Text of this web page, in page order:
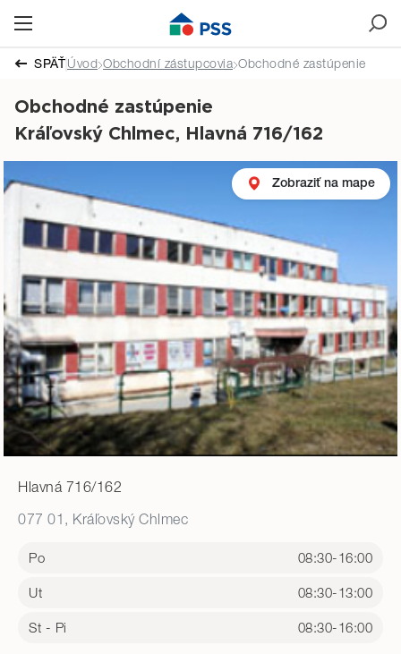
SPÄŤÚvod Obchodní zástupcovia Obchodné zastúpenie
Obchodné zastúpenie
Kráľovský Chlmec, Hlavná 716/162
Zobraziť na mape
Hlavná 716/162
077 01, Kráľovský Chlmec
Po 08:30-16:00
Ut 08:30-13:00
St - Pi 08:30-16:00